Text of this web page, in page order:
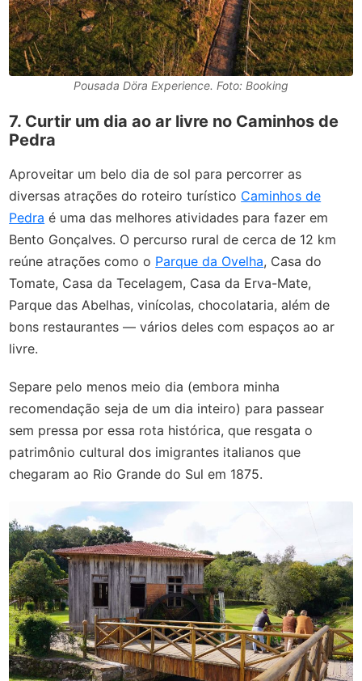
Pousada Döra Experience. Foto: Booking
7. Curtir um dia ao ar livre no Caminhos de
Pedra
Aproveitar um belo dia de sol para percorrer as
diversas atrações do roteiro turístico Caminhos de
Pedra é uma das melhores atividades para fazer em
Bento Gonçalves. O percurso rural de cerca de 12 km
reúne atrações como o Parque da Ovelha, Casa do
Tomate, Casa da Tecelagem, Casa da Erva-Mate,
Parque das Abelhas, vinícolas, chocolataria, além de
bons restaurantes — vários deles com espaços ao ar
livre.
Separe pelo menos meio dia (embora minha
recomendação seja de um dia inteiro) para passear
sem pressa por essa rota histórica, que resgata o
patrimônio cultural dos imigrantes italianos que
chegaram ao Rio Grande do Sul em 1875.